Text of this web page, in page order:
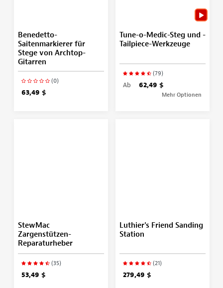
Benedetto-
Saitenmarkierer für
Stege von Archtop-
Gitarren
(0)
63,49 $
Tune-o-Medic-Steg und -
Tailpiece-Werkzeuge
(79)
Ab 62,49 $
Mehr Optionen
StewMac
Zargenstützen-
Reparaturheber
(35)
53,49 $
Luthier's Friend Sanding
Station
(21)
279,49 $